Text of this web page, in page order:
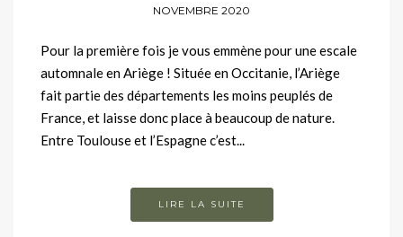
NOVEMBRE 2020
Pour la première fois je vous emmène pour une escale
automnale en Ariège ! Située en Occitanie, l’Ariège
fait partie des départements les moins peuplés de
France, et laisse donc place à beaucoup de nature.
Entre Toulouse et l’Espagne c’est...
LIRE LA SUITE